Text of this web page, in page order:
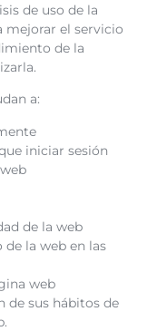
de uso de la
mejorar el servicio
de la
a:
iniciar sesión
de la web
la web en las
web
de sus hábitos de